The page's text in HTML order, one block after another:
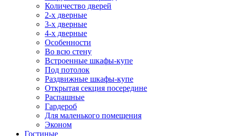
Количество дверей
2-х дверные
3-х дверные
4-х дверные
Особенности
Во всю стену
Встроенные шкафы-купе
Под потолок
Раздвижные шкафы-купе
Открытая секция посередине
Распашные
Гардероб
Для маленького помещения
Эконом
Гостиные